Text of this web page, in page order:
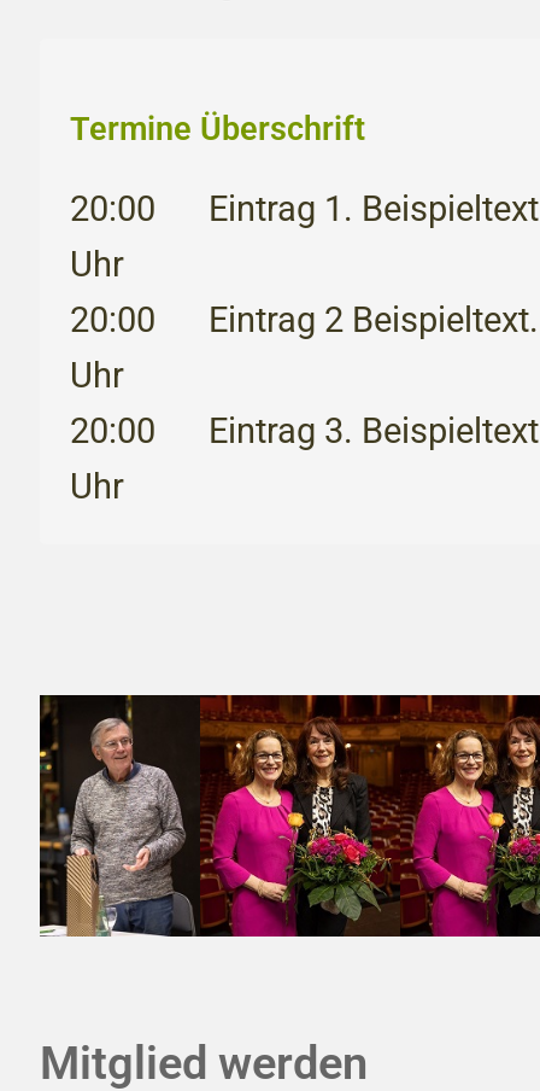
Termine Überschrift
20:00
Uhr
Eintrag 1.
20:00
Uhr
Eintrag 2
20:00
Uhr
Eintrag 3.
Mitglied werden